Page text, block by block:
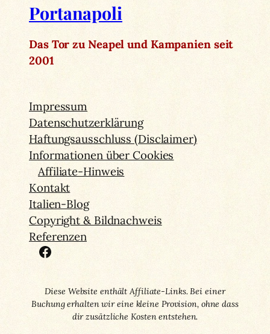
Portanapoli
Das Tor zu Neapel und Kampanien seit
2001
Impressum
Datenschutzerklärung
Haftungsausschluss (Disclaimer)
Informationen über Cookies
Affiliate-Hinweis
Kontakt
Italien-Blog
Copyright & Bildnachweis
Referenzen
Facebook
Diese Website enthält Affiliate-Links. Bei einer
Buchung erhalten wir eine kleine Provision, ohne dass
dir zusätzliche Kosten entstehen.